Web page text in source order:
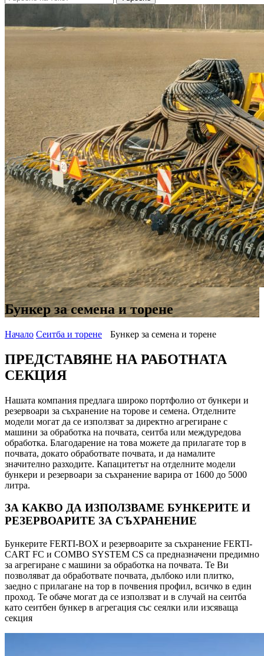
Бункер за семена и торене
Начало Сеитба и торене Бункер за семена и торене
ПРЕДСТАВЯНЕ НА РАБОТНАТА
СЕКЦИЯ
Нашата компания предлага широко портфолио от бункери и
резервоари за съхранение на торове и семена. Отделните
модели могат да се използват за директно агрегиране с
машини за обработка на почвата, сеитба или междуредова
обработка. Благодарение на това можете да прилагате тор в
почвата, докато обработвате почвата, и да намалите
значително разходите. Капацитетът на отделните модели
бункери и резервоари за съхранение варира от 1600 до 5000
литра.
ЗА КАКВО ДА ИЗПОЛЗВАМЕ БУНКЕРИТЕ И
РЕЗЕРВОАРИТЕ ЗА СЪХРАНЕНИЕ
Бункерите FERTI-BOX и резервоарите за съхранение FERTI-
CART FC и COMBO SYSTEM CS са предназначени предимно
за агрегиране с машини за обработка на почвата. Те Ви
позволяват да обработвате почвата, дълбоко или плитко,
заедно с прилагане на тор в почвения профил, всичко в един
проход. Те обаче могат да се използват и в случай на сеитба
като сеитбен бункер в агрегация със сеялки или изсяваща
секция